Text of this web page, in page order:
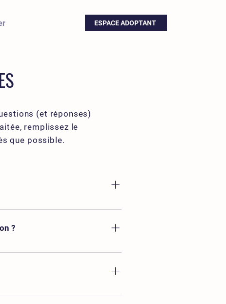
ESPACE ADOPTANT
(et réponses)
remplissez le
que possible.
site et vous verrez les
si nous avons besoin de plus
?
disponible près de chez vous,
un message et nous vous